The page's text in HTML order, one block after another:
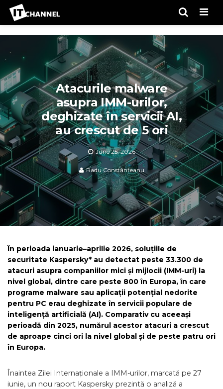
Atacurile malware
asupra IMM-urilor,
deghizate în servicii AI,
au crescut de 5 ori
June 25, 2026
Radu Constănțeanu
În perioada ianuarie–aprilie 2026, soluțiile de
securitate Kaspersky* au detectat peste 33.300 de
atacuri asupra companiilor mici și mijlocii (IMM-uri) la
nivel global, dintre care peste 800 în Europa, în care
programe malware sau aplicații potențial nedorite
pentru PC erau deghizate în servicii populare de
inteligență artificială (AI). Comparativ cu aceeași
perioadă din 2025, numărul acestor atacuri a crescut
de aproape cinci ori la nivel global și de peste patru ori
în Europa.
Înaintea Zilei Internaționale a IMM-urilor, marcată pe 27
iunie, un nou raport Kaspersky prezintă o analiză a